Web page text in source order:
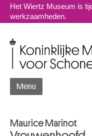
Het Wiertz Museum is
werkzaamheden.
Menu
Maurice Marinot